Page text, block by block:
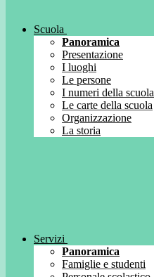
Scuola
Panoramica
Presentazione
I luoghi
Le persone
I numeri della scuola
Le carte della scuola
Organizzazione
La storia
Servizi
Panoramica
Famiglie e studenti